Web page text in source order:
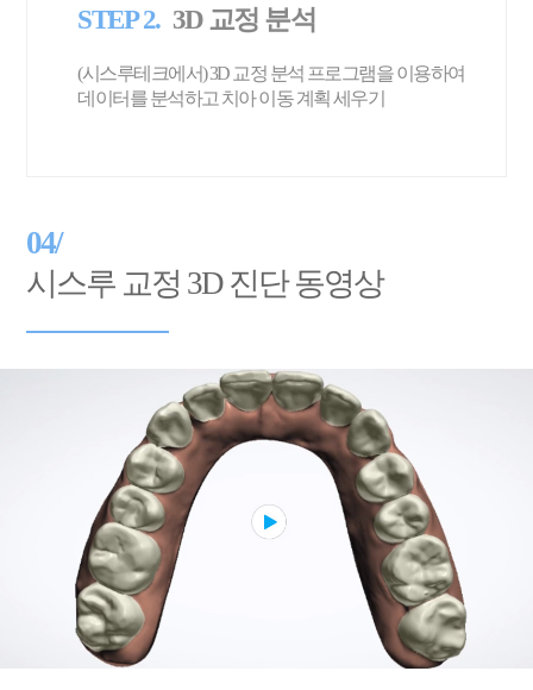
STEP 2. 3D 교정 분석
(시스루테크에서) 3D 교정 분석 프로그램을 이용하여
데이터를 분석하고 치아 이동 계획 세우기
04/
시스루 교정 3D 진단 동영상